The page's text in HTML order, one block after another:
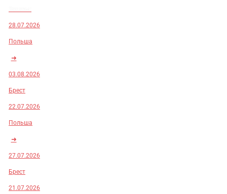
28.07.2026
Польша
➜
03.08.2026
Брест
22.07.2026
Польша
➜
27.07.2026
Брест
21.07.2026